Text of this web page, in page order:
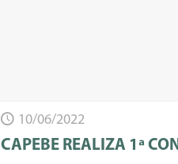
10/06/2022
CAPEBE REALIZA 1ª